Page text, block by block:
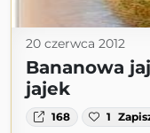
20 czerwca 2012
Bananowa
jajek
168 1